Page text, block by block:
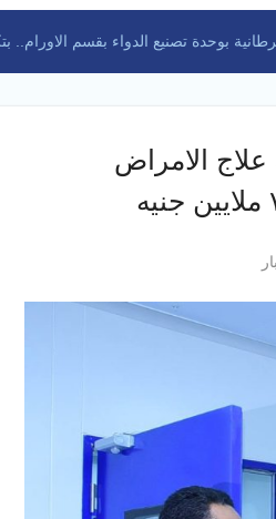
تصنيع الدواء بقسم الاورام.. بتكلفة ٧
الامراض